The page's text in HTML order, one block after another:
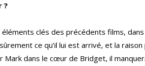
?
éléments clés des précédents films,
ce qu’il lui est arrivé, et la
Mark dans le cœur de Bridget, il